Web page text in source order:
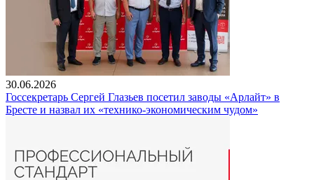
30.06.2026
Госсекретарь Сергей Глазьев посетил заводы «Арлайт» в
Бресте и назвал их «технико-экономическим чудом»